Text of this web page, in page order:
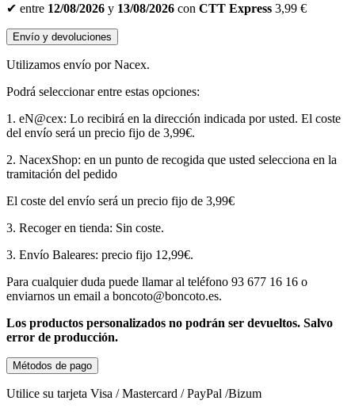
✔ entre 12/08/2026 y 13/08/2026 con CTT Express 3,99 €
Envío y devoluciones
Utilizamos envío por Nacex.
Podrá seleccionar entre estas opciones:
1. eN@cex: Lo recibirá en la dirección indicada por usted. El coste
del envío será un precio fijo de 3,99€.
2. NacexShop: en un punto de recogida que usted selecciona en la
tramitación del pedido
El coste del envío será un precio fijo de 3,99€
3. Recoger en tienda: Sin coste.
3. Envío Baleares: precio fijo 12,99€.
Para cualquier duda puede llamar al teléfono 93 677 16 16 o
enviarnos un email a boncoto@boncoto.es.
Los productos personalizados no podrán ser devueltos. Salvo
error de producción.
Métodos de pago
Utilice su tarjeta Visa / Mastercard / PayPal /Bizum